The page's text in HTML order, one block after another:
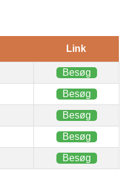
Link
Besøg
Besøg
Besøg
Besøg
Besøg